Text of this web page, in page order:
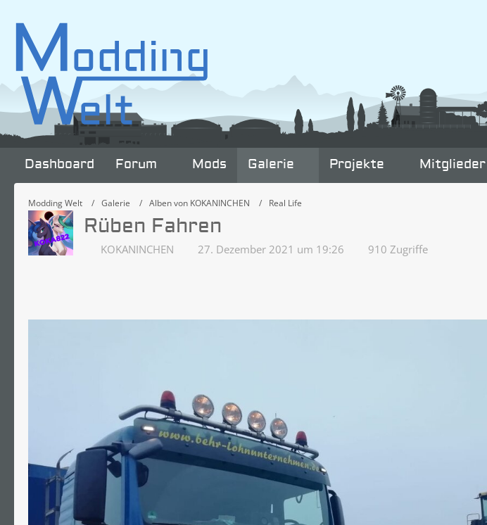
Dashboard Forum Mods Galerie Projekte Mitglieder
Modding Welt Galerie Alben von KOKANINCHEN Real Life
Rüben Fahren
KOKANINCHEN 27. Dezember 2021 um 19:26 910 Zugriffe